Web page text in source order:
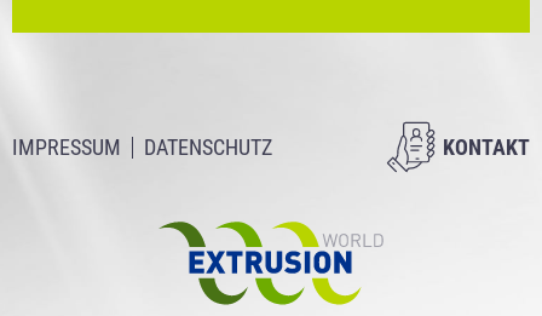
IMPRESSUM DATENSCHUTZ KONTAKT